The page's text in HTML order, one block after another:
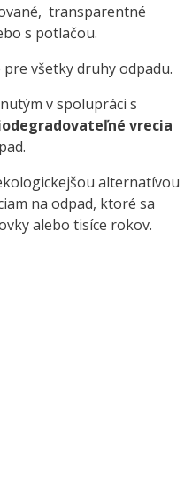
transparentné
s potlačou.
všetky druhy odpadu.
v spolupráci s
vrecia
alternatívou
na odpad, ktoré sa
alebo tisíce rokov.